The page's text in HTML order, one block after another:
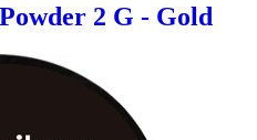
2 G - Gold